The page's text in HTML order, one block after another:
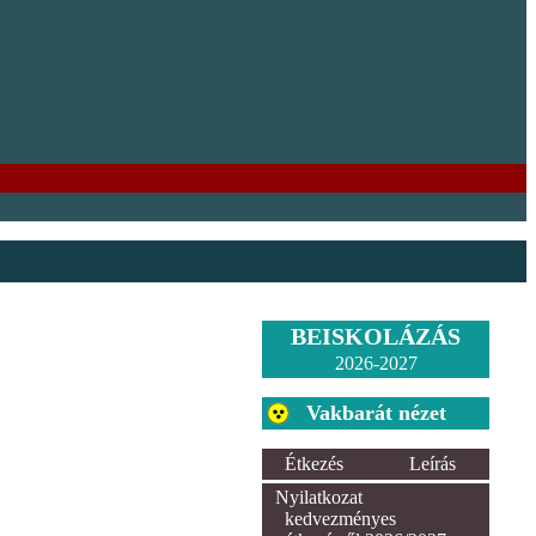
BEISKOLÁZÁS
2026-2027
Vakbarát nézet
Étkezés
Leírás
Nyilatkozat
kedvezményes